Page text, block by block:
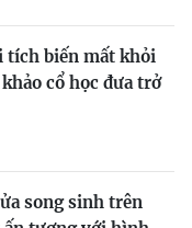
tích biến mất khỏi
cổ học đưa trở
song sinh trên